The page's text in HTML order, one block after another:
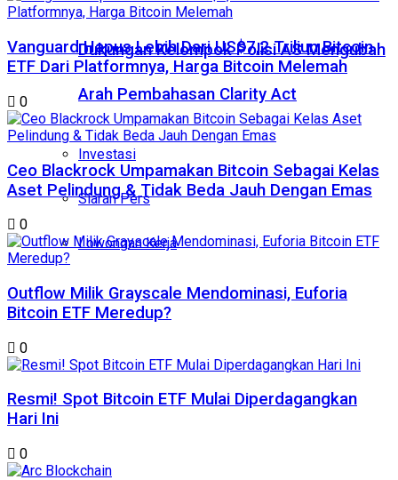
Dukungan Kelompok Polisi AS Mengubah
Arah Pembahasan Clarity Act
Investasi
Siaran Pers
Lowongan Kerja
Vanguard Hapus Lebih Dari US$7,2 Triliun Bitcoin
ETF Dari Platformnya, Harga Bitcoin Melemah
0
Ceo Blackrock Umpamakan Bitcoin Sebagai Kelas
Aset Pelindung & Tidak Beda Jauh Dengan Emas
0
Outflow Milik Grayscale Mendominasi, Euforia
Bitcoin ETF Meredup?
0
Resmi! Spot Bitcoin ETF Mulai Diperdagangkan
Hari Ini
0